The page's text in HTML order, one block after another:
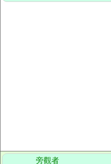
旁觀者